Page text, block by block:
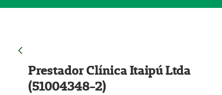
Prestador Clínica Itaipú Ltda
(51004348-2)